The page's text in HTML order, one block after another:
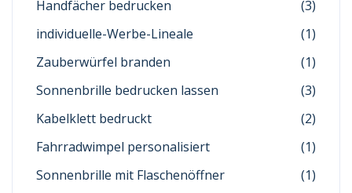
Handfächer bedrucken
(3)
individuelle-Werbe-Lineale
(1)
Zauberwürfel branden
(1)
Sonnenbrille bedrucken lassen
(3)
Kabelklett bedruckt
(2)
Fahrradwimpel personalisiert
(1)
Sonnenbrille mit Flaschenöffner
(1)